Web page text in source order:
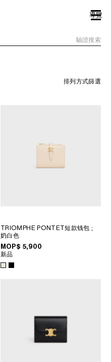
導覽
驗證搜索
排列方式篩選
TRIOMPHE PONTET短款钱包;
奶白色
MOP$ 5,900
新品